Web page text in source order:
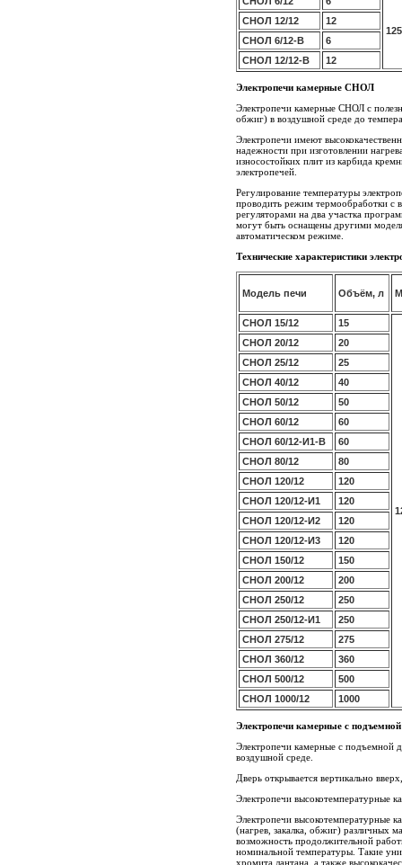
СНОЛ 12/12
12
СНОЛ 6/12-В
6
СНОЛ 12/12-В
12
Электропечи камерные СНОЛ
Электропечи камерные СНОЛ с
обжиг) в воздушной среде до
Электропечи имеют
надежности при изготовлении
износостойких плит из карбида
электропечей.
Регулирование температуры
проводить режим термообработки с
регуляторами на два участка
могут быть оснащены другими
автоматическом режиме.
Технические характеристики
Модель печи Объём, л
СНОЛ 15/12 15
СНОЛ 20/12
20
СНОЛ 25/12
25
СНОЛ 40/12
40
СНОЛ 50/12
50
СНОЛ 60/12
60
СНОЛ 60/12-И1-В
60
СНОЛ 80/12
80
СНОЛ 120/12
120
СНОЛ 120/12-И1
120
СНОЛ 120/12-И2
120
СНОЛ 120/12-И3
120
СНОЛ 150/12
150
СНОЛ 200/12
200
СНОЛ 250/12
250
СНОЛ 250/12-И1
250
СНОЛ 275/12
275
СНОЛ 360/12
360
СНОЛ 500/12
500
СНОЛ 1000/12
1000
Электропечи камерные с
Электропечи камерные с подъемной
воздушной среде.
Дверь открывается вертикально
Электропечи высокотемпературные
Электропечи высокотемпературные
(нагрев, закалка, обжиг) различных
возможность продолжительной
номинальной температуры. Такие
хромита лантана, а также